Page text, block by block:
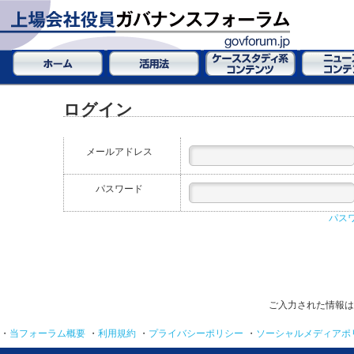
ログイン
メールアドレス
パスワード
パス
ご入力された情報
・ 当フォーラム概要 ・ 利用規約 ・ プライバシーポリシー ・ ソーシャルメディアポ